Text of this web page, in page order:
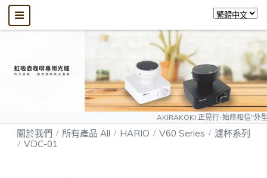
AKIRAKOKI 正晃行-始終相信"
關於我們 所有產品 All HARIO V60 Series
濾杯系列
VDC-01